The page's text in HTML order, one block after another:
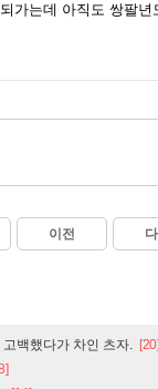
가는데 아직도 쌍팔년
이전
백했다가 차인 츠자. [20]